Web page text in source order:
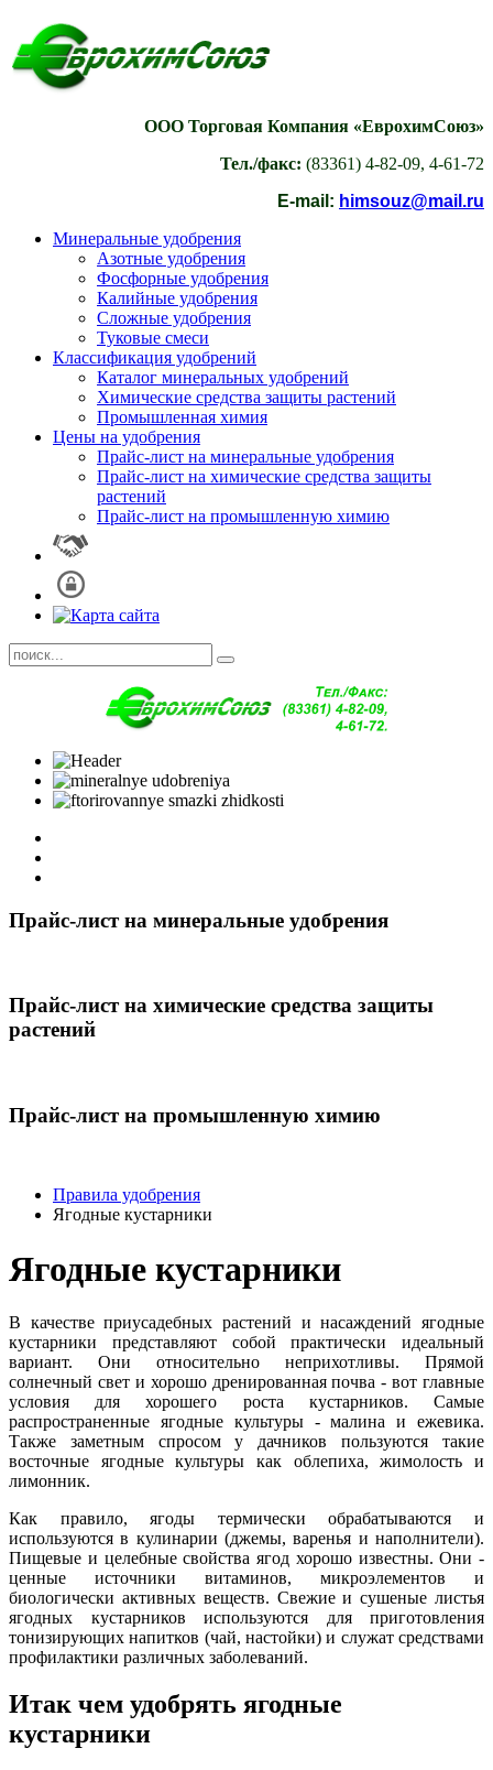
ООО Торговая Компания «ЕврохимСоюз»
Тел./факс: (83361) 4-82-09, 4-61-72
E-mail: himsouz@mail.ru
Минеральные удобрения
Азотные удобрения
Фосфорные удобрения
Калийные удобрения
Сложные удобрения
Туковые смеси
Классификация удобрений
Каталог минеральных удобрений
Химические средства защиты растений
Промышленная химия
Цены на удобрения
Прайс-лист на минеральные удобрения
Прайс-лист на химические средства защиты
растений
Прайс-лист на промышленную химию
Прайс-лист на минеральные удобрения
Прайс-лист на химические средства защиты
растений
Прайс-лист на промышленную химию
Правила удобрения
Ягодные кустарники
Ягодные кустарники
В качестве приусадебных растений и насаждений ягодные
кустарники представляют собой практически идеальный
вариант. Они относительно неприхотливы. Прямой
солнечный свет и хорошо дренированная почва - вот главные
условия для хорошего роста кустарников. Самые
распространенные ягодные культуры - малина и ежевика.
Также заметным спросом у дачников пользуются такие
восточные ягодные культуры как облепиха, жимолость и
лимонник.
Как правило, ягоды термически обрабатываются и
используются в кулинарии (джемы, варенья и наполнители).
Пищевые и целебные свойства ягод хорошо известны. Они -
ценные источники витаминов, микроэлементов и
биологически активных веществ. Свежие и сушеные листья
ягодных кустарников используются для приготовления
тонизирующих напитков (чай, настойки) и служат средствами
профилактики различных заболеваний.
Итак чем удобрять ягодные
кустарники